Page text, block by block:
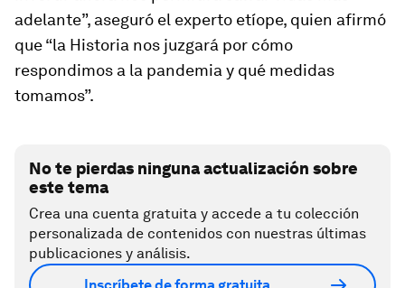
adelante”, aseguró el experto etíope, quien afirmó
que “la Historia nos juzgará por cómo
respondimos a la pandemia y qué medidas
tomamos”.
No te pierdas ninguna actualización sobre
este tema
Crea una cuenta gratuita y accede a tu colección
personalizada de contenidos con nuestras últimas
publicaciones y análisis.